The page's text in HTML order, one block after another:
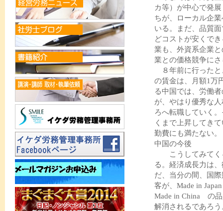
カ等）が中心で発
ちが、ローカル企
いる。まだ、品質
どコストが安くで
業も、外資系企業
業との価格競争に
８年前に行ったと
の賃金は、月額1万
る中国では、労働
が、やはり優秀な
ろへ転職していく
くまで上昇してき
勤費にも満たない。
中国の今後
こうしてみてく
る。経済成長力は
だ、当分の間、国
客が、Made in
Made in China の
解消されるであろ